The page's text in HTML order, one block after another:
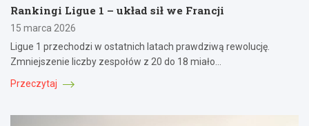
Rankingi Ligue 1 – układ sił we Francji
15 marca 2026
Ligue 1 przechodzi w ostatnich latach prawdziwą rewolucję.
Zmniejszenie liczby zespołów z 20 do 18 miało…
Przeczytaj